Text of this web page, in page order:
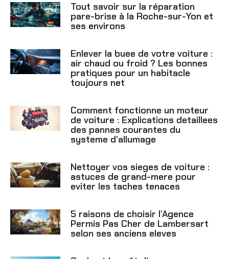
Tout savoir sur la réparation
pare-brise à la Roche-sur-Yon et
ses environs
Enlever la buee de votre voiture :
air chaud ou froid ? Les bonnes
pratiques pour un habitacle
toujours net
Comment fonctionne un moteur
de voiture : Explications detaillees
des pannes courantes du
systeme d’allumage
Nettoyer vos sieges de voiture :
astuces de grand-mere pour
eviter les taches tenaces
5 raisons de choisir l’Agence
Permis Pas Cher de Lambersart
selon ses anciens eleves